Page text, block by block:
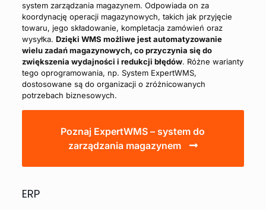
system zarządzania magazynem. Odpowiada on za
koordynację operacji magazynowych, takich jak przyjęcie
towaru, jego składowanie, kompletacja zamówień oraz
wysyłka. Dzięki WMS możliwe jest automatyzowanie
wielu zadań magazynowych, co przyczynia się do
zwiększenia wydajności i redukcji błędów. Różne warianty
tego oprogramowania, np. System ExpertWMS,
dostosowane są do organizacji o zróżnicowanych
potrzebach biznesowych.
Poznaj ExpertWMS – system do
zarządzania magazynem
ERP